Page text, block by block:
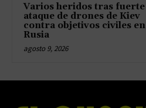
Varios heridos tras fuerte
ataque de drones de Kiev
contra objetivos civiles en
Rusia
agosto 9, 2026